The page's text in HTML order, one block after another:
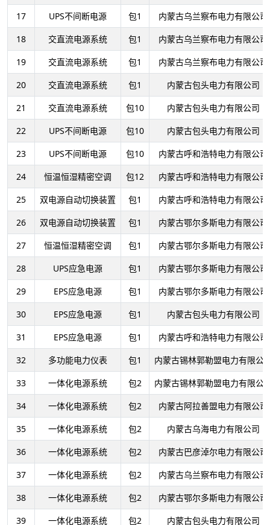
17
UPS不间断电源 包1
内蒙古乌兰察布电力有限公司
18
交直流电源系统 包1
内蒙古乌兰察布电力有限公司
19
交直流电源系统 包1
内蒙古乌兰察布电力有限公司
20
交直流电源系统 包1
内蒙古包头电力有限公司
21
交直流电源系统 包10
内蒙古包头电力有限公司
22
UPS不间断电源 包10
内蒙古包头电力有限公司
23
UPS不间断电源 包10
内蒙古呼和浩特电力有限公司
24
恒温恒湿精密空调 包12
内蒙古呼和浩特电力有限公司
25
双电源自动切换装置 包1
内蒙古呼和浩特电力有限公司
26
双电源自动切换装置 包1
内蒙古鄂尔多斯电力有限公司
27
恒温恒湿精密空调 包1
内蒙古鄂尔多斯电力有限公司
28
UPS应急电源 包1
内蒙古鄂尔多斯电力有限公司
29
EPS应急电源 包1
内蒙古鄂尔多斯电力有限公司
30
EPS应急电源 包1
内蒙古包头电力有限公司
31
EPS应急电源 包1
内蒙古呼和浩特电力有限公司
32
多功能电力仪表 包1
内蒙古锡林郭勒盟电力有限公
33
一体化电源系统 包2
内蒙古锡林郭勒盟电力有限公
34
一体化电源系统 包2
内蒙古阿拉善盟电力有限公司
35
一体化电源系统 包2
内蒙古乌海电力有限公司
36
一体化电源系统 包2
内蒙古巴彦淖尔电力有限公司
37
一体化电源系统 包2
内蒙古乌兰察布电力有限公司
38
一体化电源系统 包2
内蒙古鄂尔多斯电力有限公司
39
一体化电源系统 包2 内蒙古包头电力有限公司